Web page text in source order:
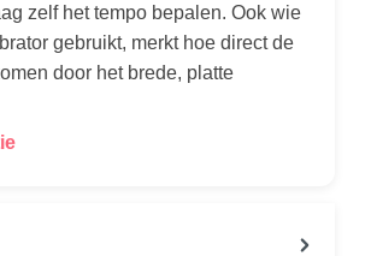
zelf het tempo bepalen. Ook wie
gebruikt, merkt hoe direct de
door het brede, platte